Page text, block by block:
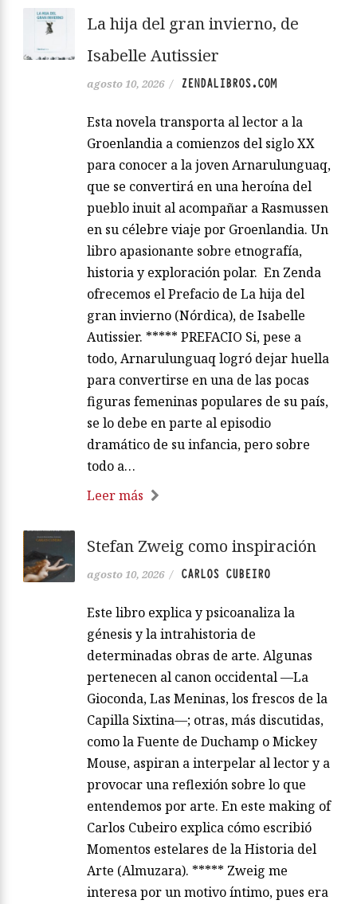
La hija del gran invierno, de
Isabelle Autissier
agosto 10, 2026 / ZENDALIBROS.COM
Esta novela transporta al lector a la
Groenlandia a comienzos del siglo XX
para conocer a la joven Arnarulunguaq,
que se convertirá en una heroína del
pueblo inuit al acompañar a Rasmussen
en su célebre viaje por Groenlandia. Un
libro apasionante sobre etnografía,
historia y exploración polar. En Zenda
ofrecemos el Prefacio de La hija del
gran invierno (Nórdica), de Isabelle
Autissier. ***** PREFACIO Si, pese a
todo, Arnarulunguaq logró dejar huella
para convertirse en una de las pocas
figuras femeninas populares de su país,
se lo debe en parte al episodio
dramático de su infancia, pero sobre
todo a…
Leer más
Stefan Zweig como inspiración
agosto 10, 2026 / CARLOS CUBEIRO
Este libro explica y psicoanaliza la
génesis y la intrahistoria de
determinadas obras de arte. Algunas
pertenecen al canon occidental —La
Gioconda, Las Meninas, los frescos de la
Capilla Sixtina—; otras, más discutidas,
como la Fuente de Duchamp o Mickey
Mouse, aspiran a interpelar al lector y a
provocar una reflexión sobre lo que
entendemos por arte. En este making of
Carlos Cubeiro explica cómo escribió
Momentos estelares de la Historia del
Arte (Almuzara). ***** Zweig me
interesa por un motivo íntimo, pues era